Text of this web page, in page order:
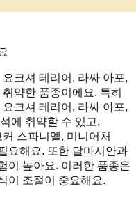
크셔 테리어, 라싸 아포,
약한 품종이에요. 특히
크셔 테리어, 라싸 아포,
에 취약할 수 있고,
스파니엘, 미니어처
요해요. 또한 달마시안과
이 높아요. 이러한 품종은
이 조절이 중요해요.